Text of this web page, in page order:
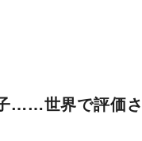
……世界で評価さ